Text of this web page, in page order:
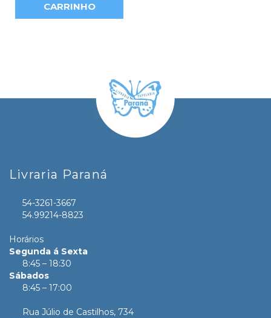
CARRINHO
Livraria Paraná
54-3261-3667
54.99214-8823
Horários
Segunda á Sexta
8:45 – 18:30
Sábados
8:45 – 17:00
Rua Júlio de Castilhos, 734